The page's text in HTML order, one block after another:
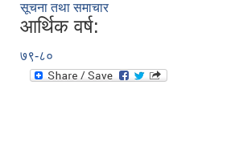
सूचना तथा समाचार
आर्थिक वर्ष:
७९-८०